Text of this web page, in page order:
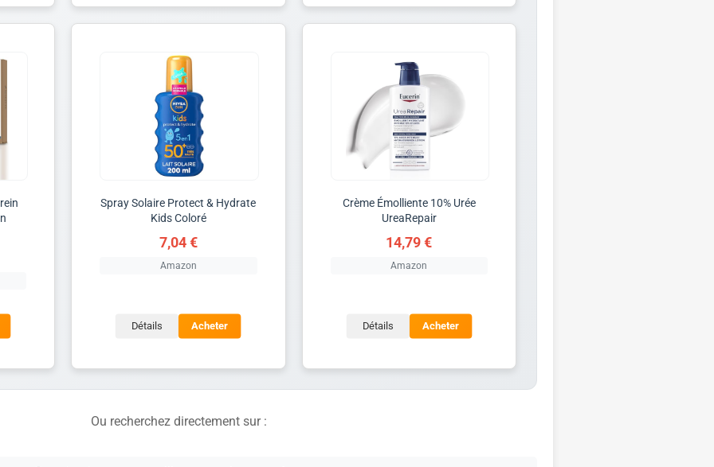
Spray Solaire Protect & Hydrate
Kids Coloré
7,04 €
Amazon
Détails Acheter
Crème Émolliente 10% Urée
UreaRepair
14,79 €
Amazon
Détails Acheter
Ou recherchez directement sur :